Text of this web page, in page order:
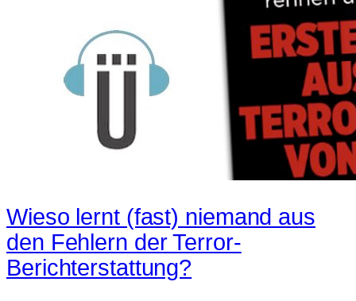
Wieso lernt (fast) niemand aus
den Fehlern der Terror-
Berichterstattung?